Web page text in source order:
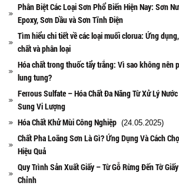
Phân Biệt Các Loại Sơn Phổ Biến Hiện Nay: Sơn
Epoxy, Sơn Dầu và Sơn Tĩnh Điện
Tìm hiểu chi tiết về các loại muối clorua: Ứng
chất và phân loại
Hóa chất trong thuốc tẩy trắng: Vì sao không nên
lung tung?
Ferrous Sulfate – Hóa Chất Đa Năng Từ Xử Lý
Sung Vi Lượng
Hóa Chất Khử Mùi Công Nghiệp (24.05.2025)
Chất Pha Loãng Sơn Là Gì? Ứng Dụng Và Cách
Hiệu Quả
Quy Trình Sản Xuất Giấy – Từ Gỗ Rừng Đến Tờ
Chỉnh